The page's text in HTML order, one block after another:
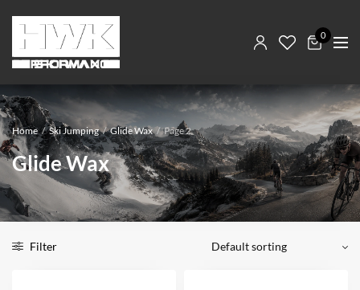
0
Home / Ski Jumping / Glide Wax / Page 2
Glide Wax
Filter